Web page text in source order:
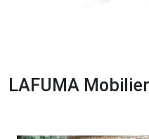
LAFUMA